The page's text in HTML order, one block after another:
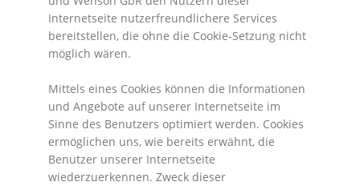
Internetseite nutzerfreundlichere Services
bereitstellen, die ohne die Cookie-Setzung nicht
möglich wären.
Mittels eines Cookies können die Informationen
und Angebote auf unserer Internetseite im
Sinne des Benutzers optimiert werden. Cookies
ermöglichen uns, wie bereits erwähnt, die
Benutzer unserer Internetseite
wiederzuerkennen. Zweck dieser